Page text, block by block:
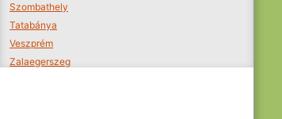
Szombathely
Tatabánya
Veszprém
Zalaegerszeg